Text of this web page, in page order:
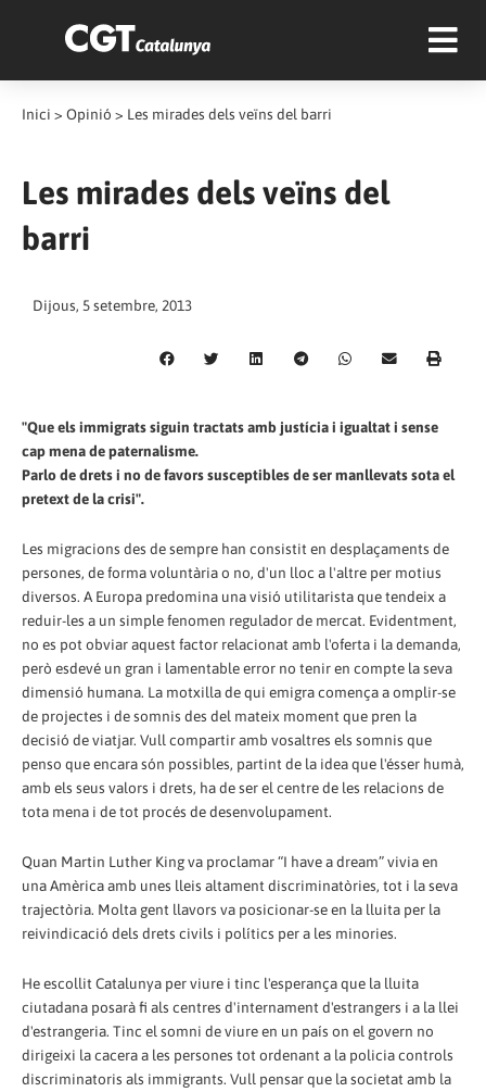
Inici > Opinió > Les mirades dels veïns del barri
Les mirades dels veïns del
barri
Dijous, 5 setembre, 2013
"Que els immigrats siguin tractats amb justícia i igualtat i sense
cap mena de paternalisme.
Parlo de drets i no de favors susceptibles de ser manllevats sota el
pretext de la crisi".
Les migracions des de sempre han consistit en desplaçaments de
persones, de forma voluntària o no, d'un lloc a l'altre per motius
diversos. A Europa predomina una visió utilitarista que tendeix a
reduir-les a un simple fenomen regulador de mercat. Evidentment,
no es pot obviar aquest factor relacionat amb l'oferta i la demanda,
però esdevé un gran i lamentable error no tenir en compte la seva
dimensió humana. La motxilla de qui emigra comença a omplir-se
de projectes i de somnis des del mateix moment que pren la
decisió de viatjar. Vull compartir amb vosaltres els somnis que
penso que encara són possibles, partint de la idea que l'ésser humà,
amb els seus valors i drets, ha de ser el centre de les relacions de
tota mena i de tot procés de desenvolupament.
Quan Martin Luther King va proclamar “I have a dream” vivia en
una Amèrica amb unes lleis altament discriminatòries, tot i la seva
trajectòria. Molta gent llavors va posicionar-se en la lluita per la
reivindicació dels drets civils i polítics per a les minories.
He escollit Catalunya per viure i tinc l'esperança que la lluita
ciutadana posarà fi als centres d'internament d'estrangers i a la llei
d'estrangeria. Tinc el somni de viure en un país on el govern no
dirigeixi la cacera a les persones tot ordenant a la policia controls
discriminatoris als immigrants. Vull pensar que la societat amb la